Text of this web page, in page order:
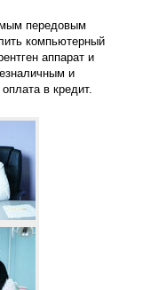
передовым
компьютерный
аппарат и
и
в кредит.